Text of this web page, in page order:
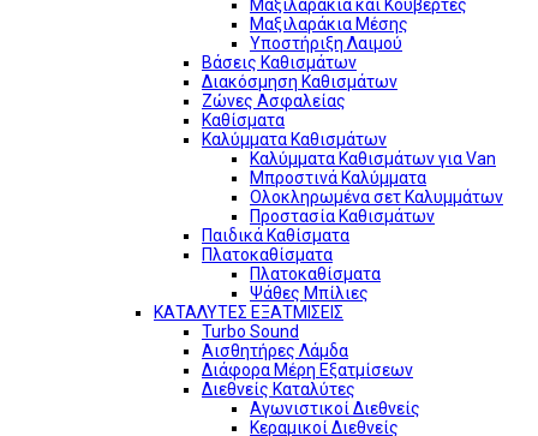
Μαξιλαράκια και Κουβέρτες
Μαξιλαράκια Μέσης
Υποστήριξη Λαιμού
Βάσεις Καθισμάτων
Διακόσμηση Καθισμάτων
Ζώνες Ασφαλείας
Καθίσματα
Καλύμματα Καθισμάτων
Καλύμματα Καθισμάτων για Van
Μπροστινά Καλύμματα
Ολοκληρωμένα σετ Καλυμμάτων
Προστασία Καθισμάτων
Παιδικά Καθίσματα
Πλατοκαθίσματα
Πλατοκαθίσματα
Ψάθες Μπίλιες
ΚΑΤΑΛΥΤΕΣ ΕΞΑΤΜΙΣΕΙΣ
Turbo Sound
Αισθητήρες Λάμδα
Διάφορα Μέρη Εξατμίσεων
Διεθνείς Καταλύτες
Αγωνιστικοί Διεθνείς
Κεραμικοί Διεθνείς